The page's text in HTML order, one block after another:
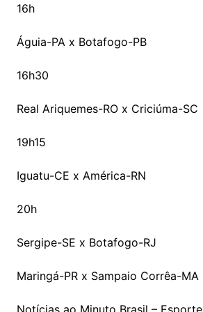
16h
Águia-PA x Botafogo-PB
16h30
Real Ariquemes-RO x Criciúma-SC
19h15
Iguatu-CE x América-RN
20h
Sergipe-SE x Botafogo-RJ
Maringá-PR x Sampaio Corrêa-MA